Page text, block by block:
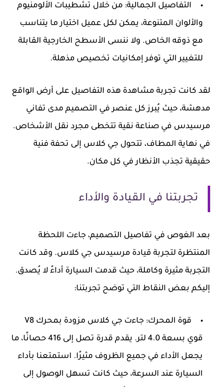
التفاصيل الجمالية: من خلال تشطيبات الألومنيوم
والألوان المتنوعة، يمكن لكل عميل اختيار ما يتناسب
مع ذوقه الخاص. ولا ننسى الأسطح الخارجية القابلة
للتغيير التي توفر إمكانيات تخصيص مذهلة.
لقد كانت تجربة مشاهدة هذه التفاصيل على أرض الواقع
مدهشة، حيث يُبرز كل عنصر في التصميم مدى تفاني
مرسيدس في صناعة نقية تتخطى مجرد نقل الأشخاص.
في نهاية المطاف، تتحول جي كلاس إلى تحفة فنية
حقيقية تجذب الأنظار في كل مكان.
تجربتنا في القيادة والأداء
بعد الغوص في تفاصيل التصميم، جاءت اللحظة
المنتظرة لتجربة قيادة مرسيدس جي كلاس. وقد كانت
التجربة مثيرة وكاملة، حيث قدمت السيارة أداءً لا يُصدق.
إليكم بعض النقاط التي توضح تجربتنا:
قوة المحرك:
جاءت جي كلاس مزودة بمحرك V8
قوي بسعة 4.0 لتر. يقدم قدرة تصل إلى 416 حصانًا، ما
يجعل الأداء في جميع الظروف مثيرًا. استمتعنا بأداء
السيارة عند السرعة، حيث كانت تسهل الوصول إلى